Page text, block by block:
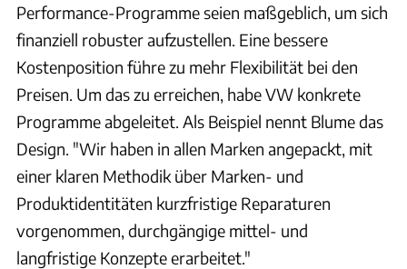
Performance-Programme seien maßgeblich, um sich
finanziell robuster aufzustellen. Eine bessere
Kostenposition führe zu mehr Flexibilität bei den
Preisen. Um das zu erreichen, habe VW konkrete
Programme abgeleitet. Als Beispiel nennt Blume das
Design. "Wir haben in allen Marken angepackt, mit
einer klaren Methodik über Marken- und
Produktidentitäten kurzfristige Reparaturen
vorgenommen, durchgängige mittel- und
langfristige Konzepte erarbeitet."